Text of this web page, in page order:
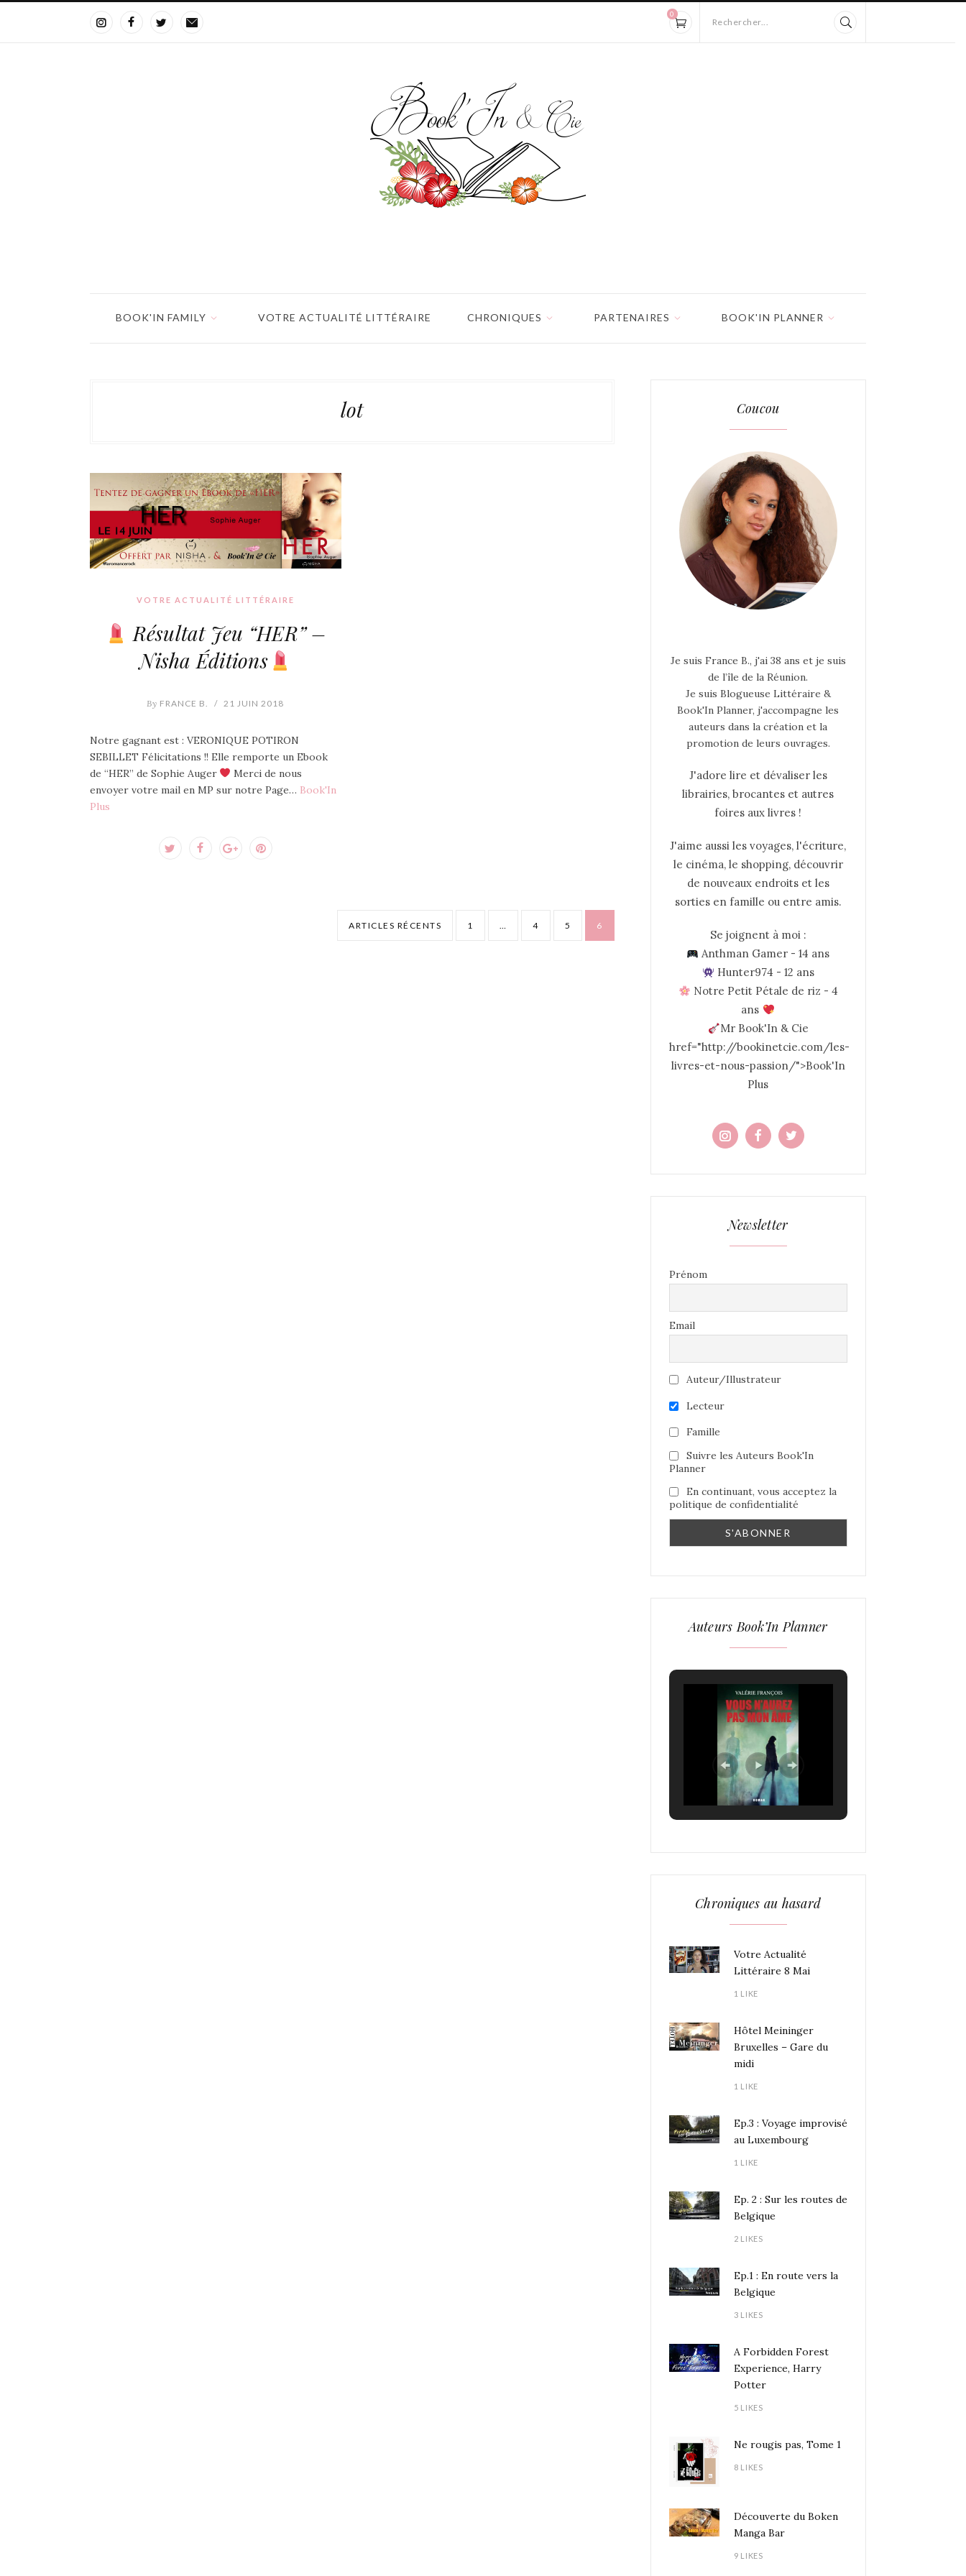
Rechercher...
0
BOOK'IN FAMILY VOTRE ACTUALITÉ LITTÉRAIRE CHRONIQUES PARTENAIRES BOOK'IN PLANNER
lot
VOTRE ACTUALITÉ LITTÉRAIRE
Résultat Jeu “HER” –
Nisha Éditions
By FRANCE B. / 21 JUIN 2018
Notre gagnant est : VERONIQUE POTIRON
SEBILLET Félicitations !! Elle remporte un Ebook
de “HER” de Sophie Auger
Merci de nous
envoyer votre mail en MP sur notre Page… Book'In
Plus
ARTICLES RÉCENTS 1 … 4 5 6
Coucou
Je suis France B., j'ai 38 ans et je suis
de l’île de la Réunion.
Je suis Blogueuse Littéraire &
Book'In Planner, j'accompagne les
auteurs dans la création et la
promotion de leurs ouvrages.
J'adore lire et dévaliser les
librairies, brocantes et autres
foires aux livres !
J'aime aussi les voyages, l'écriture,
le cinéma, le shopping, découvrir
de nouveaux endroits et les
sorties en famille ou entre amis.
Se joignent à moi :
Anthman Gamer - 14 ans
Hunter974 - 12 ans
Notre Petit Pétale de riz - 4
ans
Mr Book'In & Cie
href="http://bookinetcie.com/les-
livres-et-nous-passion/">Book'In
Plus
Newsletter
Prénom
Email
Auteur/Illustrateur
Lecteur
Famille
Suivre les Auteurs Book'In
Planner
En continuant, vous acceptez la
politique de confidentialité
Auteurs Book’In Planner
Chroniques au hasard
Votre Actualité
Littéraire 8 Mai
1 LIKE
Hôtel Meininger
Bruxelles – Gare du
midi
1 LIKE
Ep.3 : Voyage improvisé
au Luxembourg
1 LIKE
Ep. 2 : Sur les routes de
Belgique
2 LIKES
Ep.1 : En route vers la
Belgique
3 LIKES
A Forbidden Forest
Experience, Harry
Potter
5 LIKES
Ne rougis pas, Tome 1
8 LIKES
Découverte du Boken
Manga Bar
9 LIKES